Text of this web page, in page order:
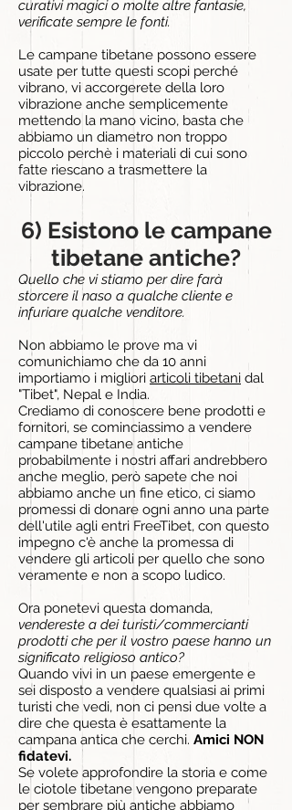
curativi magici o molte altre fantasie,
verificate sempre le fonti.
Le campane tibetane possono essere
usate per tutte questi scopi perché
vibrano, vi accorgerete della loro
vibrazione anche semplicemente
mettendo la mano vicino, basta che
abbiamo un diametro non troppo
piccolo perchè i materiali di cui sono
fatte riescano a trasmettere la
vibrazione.
6) Esistono le campane
tibetane antiche?
Quello che vi stiamo per dire farà
storcere il naso a qualche cliente e
infuriare qualche venditore.
Non abbiamo le prove ma vi
comunichiamo che da 10 anni
importiamo i migliori articoli tibetani dal
"Tibet", Nepal e India.
Crediamo di conoscere bene prodotti e
fornitori, se cominciassimo a vendere
campane tibetane antiche
probabilmente i nostri affari andrebbero
anche meglio, però sapete che noi
abbiamo anche un fine etico, ci siamo
promessi di donare ogni anno una parte
dell'utile agli entri FreeTibet, con questo
impegno c'è anche la promessa di
vendere gli articoli per quello che sono
veramente e non a scopo ludico.
Ora ponetevi questa domanda,
vendereste a dei turisti/commercianti
prodotti che per il vostro paese hanno un
significato religioso antico?
Quando vivi in un paese emergente e
sei disposto a vendere qualsiasi ai primi
turisti che vedi, non ci pensi due volte a
dire che questa è esattamente la
campana antica che cerchi. Amici NON
fidatevi.
Se volete approfondire la storia e come
le ciotole tibetane vengono preparate
per sembrare più antiche abbiamo